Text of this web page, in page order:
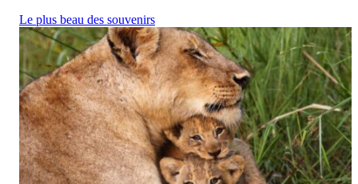
Le plus beau des souvenirs